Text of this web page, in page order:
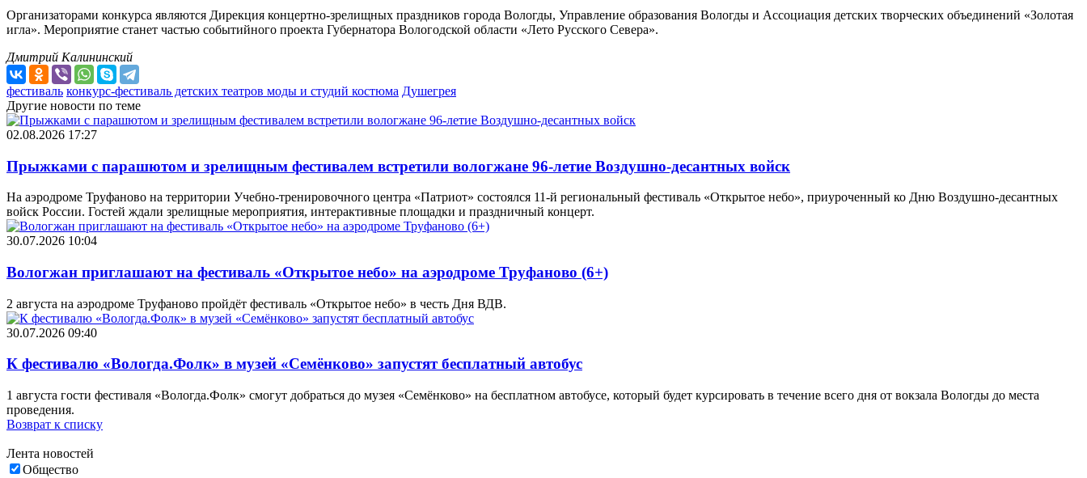
Организаторами конкурса являются Дирекция концертно-зрелищных праздников города Вологды, Управление образования Вологды и Ассоциация детских творческих объединений «Золотая
игла». Мероприятие станет частью событийного проекта Губернатора Вологодской области «Лето Русского Севера».
Дмитрий Калининский
фестиваль конкурс-фестиваль детских театров моды и студий костюма Душегрея
Другие новости по теме
02.08.2026 17:27
Прыжками с парашютом и зрелищным фестивалем встретили вологжане 96-летие Воздушно-десантных войск
На аэродроме Труфаново на территории Учебно-тренировочного центра «Патриот» состоялся 11-й региональный фестиваль «Открытое небо», приуроченный ко Дню Воздушно-десантных
войск России. Гостей ждали зрелищные мероприятия, интерактивные площадки и праздничный концерт.
30.07.2026 10:04
Вологжан приглашают на фестиваль «Открытое небо» на аэродроме Труфаново (6+)
2 августа на аэродроме Труфаново пройдёт фестиваль «Открытое небо» в честь Дня ВДВ.
30.07.2026 09:40
К фестивалю «Вологда.Фолк» в музей «Семёнково» запустят бесплатный автобус
1 августа гости фестиваля «Вологда.Фолк» смогут добраться до музея «Семёнково» на бесплатном автобусе, который будет курсировать в течение всего дня от вокзала Вологды до места
проведения.
Возврат к списку
Лента новостей
Общество